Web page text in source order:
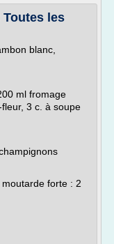
les
blanc,
ml fromage
3 c. à soupe
forte : 2